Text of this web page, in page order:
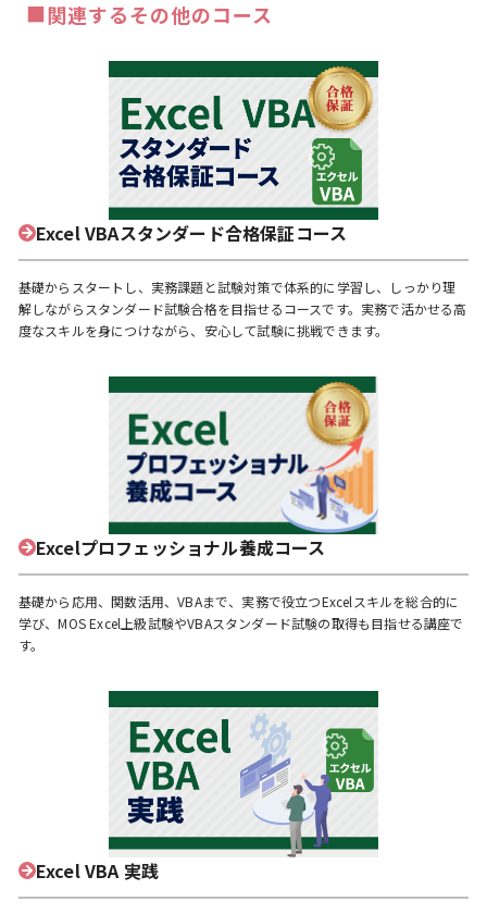
■関連するその他のコース
Excel VBAスタンダード合格保証コース
基礎からスタートし、実務課題と試験対策で体系的に学習し、しっかり理
解しながらスタンダード試験合格を目指せるコースです。実務で活かせる高
度なスキルを身につけながら、安心して試験に挑戦できます。
Excelプロフェッショナル養成コース
基礎から応用、関数活用、VBAまで、実務で役立つExcelスキルを総合的に
学び、MOS Excel上級試験やVBAスタンダード試験の取得も目指せる講座で
す。
Excel VBA 実践